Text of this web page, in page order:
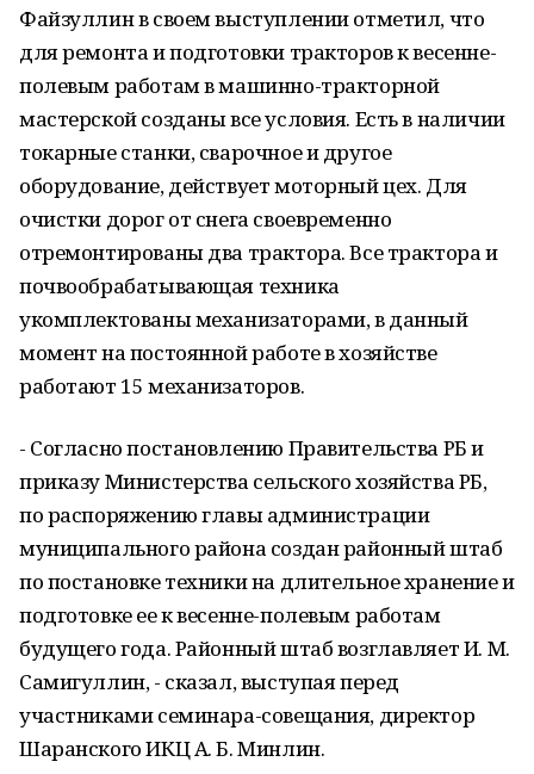
Файзуллин в своем выступлении отметил, что
для ремонта и подготовки тракторов к весенне-
полевым работам в машинно-тракторной
мастерской созданы все условия. Есть в наличии
токарные станки, сварочное и другое
оборудование, действует моторный цех. Для
очистки дорог от снега своевременно
отремонтированы два трактора. Все трактора и
почвообрабатывающая техника
укомплектованы механизаторами, в данный
момент на постоянной работе в хозяйстве
работают 15 механизаторов.
- Согласно постановлению Правительства РБ и
приказу Министерства сельского хозяйства РБ,
по распоряжению главы администрации
муниципального района создан районный штаб
по постановке техники на длительное хранение и
подготовке ее к весенне-полевым работам
будущего года. Районный штаб возглавляет И. М.
Самигуллин, - сказал, выступая перед
участниками семинара-совещания, директор
Шаранского ИКЦ А. Б. Минлин.